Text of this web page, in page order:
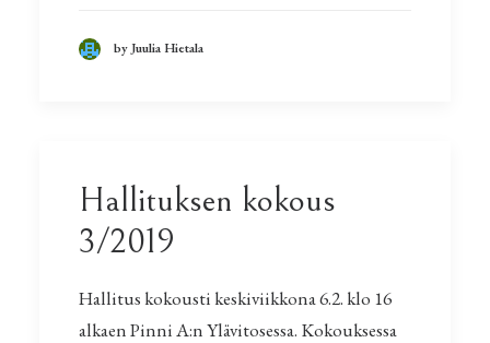
by Juulia Hietala
Hallituksen kokous
3/2019
Hallitus kokousti keskiviikkona 6.2. klo 16
alkaen Pinni A:n Ylävitosessa. Kokouksessa